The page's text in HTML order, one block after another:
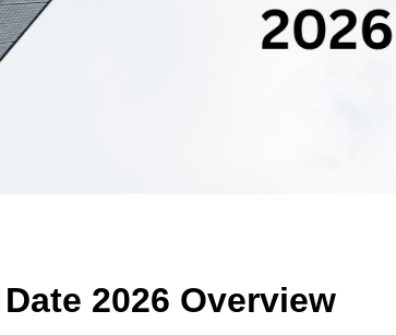
2026 Overview